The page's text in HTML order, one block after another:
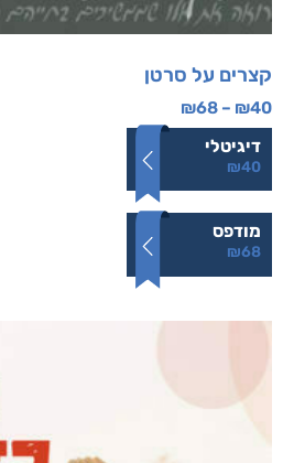
קצרים על סרטן
₪40
–
₪68
דיגיטלי
₪40
מודפס
₪68